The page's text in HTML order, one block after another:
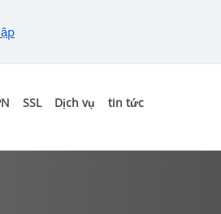
SSL Dịch vụ tin tức